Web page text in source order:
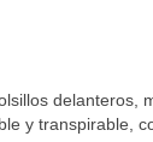
delanteros,
y transpirable,